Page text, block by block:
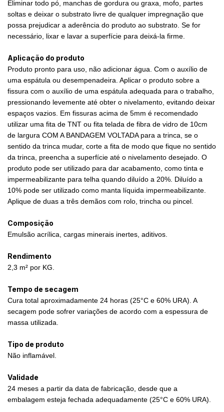
Eliminar todo pó, manchas de gordura ou graxa, mofo, partes
soltas e deixar o substrato livre de qualquer impregnação que
possa prejudicar a aderência do produto ao substrato. Se for
necessário, lixar e lavar a superfície para deixá-la firme.
Aplicação do produto
Produto pronto para uso, não adicionar água. Com o auxílio de
uma espátula ou desempenadeira. Aplicar o produto sobre a
fissura com o auxílio de uma espátula adequada para o trabalho,
pressionando levemente até obter o nivelamento, evitando deixar
espaços vazios. Em fissuras acima de 5mm é recomendado
utilizar uma fita de TNT ou fita telada de fibra de vidro de 10cm
de largura COM A BANDAGEM VOLTADA para a trinca, se o
sentido da trinca mudar, corte a fita de modo que fique no sentido
da trinca, preencha a superfície até o nivelamento desejado. O
produto pode ser utilizado para dar acabamento, como tinta e
impermeabilizante para telha quando diluído a 20%. Diluído a
10% pode ser utilizado como manta líquida impermeabilizante.
Aplique de duas a três demãos com rolo, trincha ou pincel.
Composição
Emulsão acrílica, cargas minerais inertes, aditivos.
Rendimento
2,3 m² por KG.
Tempo de secagem
Cura total aproximadamente 24 horas (25°C e 60% URA). A
secagem pode sofrer variações de acordo com a espessura de
massa utilizada.
Tipo de produto
Não inflamável.
Validade
24 meses a partir da data de fabricação, desde que a
embalagem esteja fechada adequadamente (25°C e 60% URA).